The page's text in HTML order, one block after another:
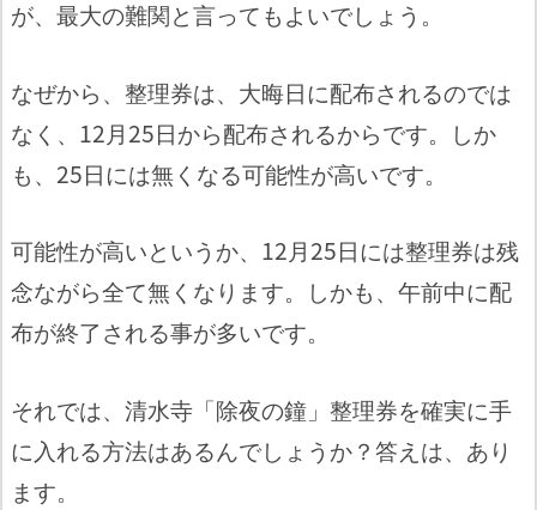
が、最大の難関と言ってもよいでしょう。
なぜから、整理券は、大晦日に配布されるのでは
なく、12月25日から配布されるからです。しか
も、25日には無くなる可能性が高いです。
可能性が高いというか、12月25日には整理券は残
念ながら全て無くなります。しかも、午前中に配
布が終了される事が多いです。
それでは、清水寺「除夜の鐘」整理券を確実に手
に入れる方法はあるんでしょうか？答えは、あり
ます。